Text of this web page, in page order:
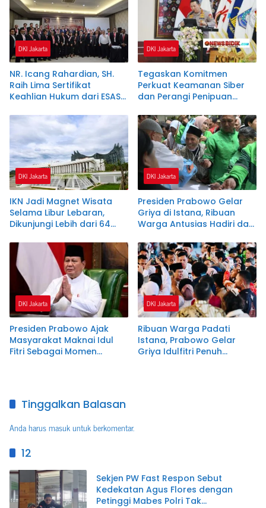
DKI Jakarta
NR. Icang Rahardian, SH.
Raih Lima Sertifikat
Keahlian Hukum dari ESAS
DKI Jakarta
Tegaskan Komitmen
Perkuat Keamanan Siber
dan Perangi Penipuan
DKI Jakarta
IKN Jadi Magnet Wisata
Selama Libur Lebaran,
Dikunjungi Lebih dari 64
DKI Jakarta
Presiden Prabowo Gelar
Griya di Istana, Ribuan
Warga Antusias Hadiri dan
DKI Jakarta
Presiden Prabowo Ajak
Masyarakat Maknai Idul
Fitri Sebagai Momen
DKI Jakarta
Ribuan Warga Padati
Istana, Prabowo Gelar
Griya Idulfitri Penuh
Tinggalkan Balasan
Anda harusmasukuntuk berkomentar.
12
Sekjen PW Fast Respon Sebut
Kedekatan Agus Flores dengan
Petinggi Mabes Polri Tak